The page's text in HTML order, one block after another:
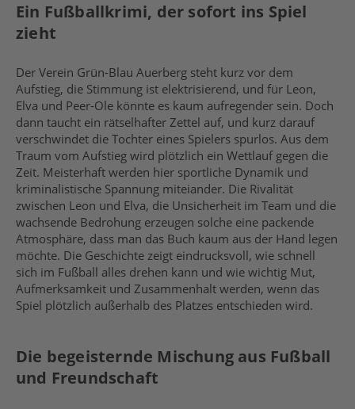
Ein Fußballkrimi, der sofort ins Spiel
zieht
Der Verein Grün-Blau Auerberg steht kurz vor dem
Aufstieg, die Stimmung ist elektrisierend, und für Leon,
Elva und Peer-Ole könnte es kaum aufregender sein. Doch
dann taucht ein rätselhafter Zettel auf, und kurz darauf
verschwindet die Tochter eines Spielers spurlos. Aus dem
Traum vom Aufstieg wird plötzlich ein Wettlauf gegen die
Zeit. Meisterhaft werden hier sportliche Dynamik und
kriminalistische Spannung miteiander. Die Rivalität
zwischen Leon und Elva, die Unsicherheit im Team und die
wachsende Bedrohung erzeugen solche eine packende
Atmosphäre, dass man das Buch kaum aus der Hand legen
möchte. Die Geschichte zeigt eindrucksvoll, wie schnell
sich im Fußball alles drehen kann und wie wichtig Mut,
Aufmerksamkeit und Zusammenhalt werden, wenn das
Spiel plötzlich außerhalb des Platzes entschieden wird.
Die begeisternde Mischung aus Fußball
und Freundschaft